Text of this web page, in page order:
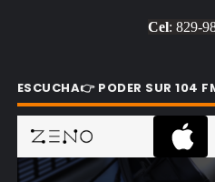
Cel: 829-
ESCUCHA👉 PODER SUR 104